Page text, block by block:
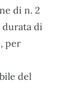
di n. 2
di
per
del